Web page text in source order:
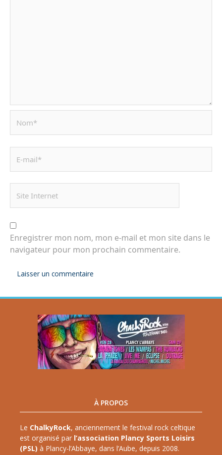
Enregistrer mon nom, mon e-mail et mon site dans le
navigateur pour mon prochain commentaire.
À PROPOS
Le ChalkyRock, anciennement le festival rock celtique
est organisé par l’association Plancy Sports Loisirs
(PSL) à Plancy-l’Abbaye, dans l’Aube, depuis 2008.